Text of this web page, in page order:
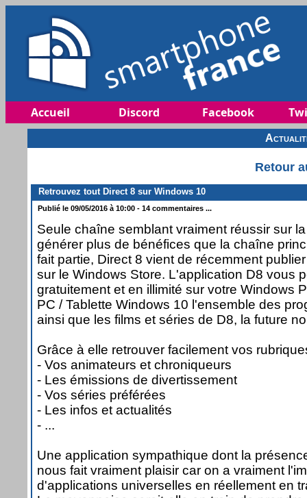
Accueil Discord Facebook
Retour
Retrouvez tout Direct 8 sur Windows 10
Publié le 09/05/2016 à 10:00 - 14 commentaires ...
Seule chaîne semblant vraiment réussir sur
générer plus de bénéfices que la chaîne
fait partie, Direct 8 vient de récemment
sur le Windows Store. L'application D8 vous
gratuitement et en illimité sur votre Windows
PC / Tablette Windows 10 l'ensemble des
ainsi que les films et séries de D8, la future
Grâce à elle retrouver facilement vos
- Vos animateurs et chroniqueurs
- Les émissions de divertissement
- Vos séries préférées
- Les infos et actualités
- ...
Une application sympathique dont la
nous fait vraiment plaisir car on a vraiment
d'applications universelles en réellement en